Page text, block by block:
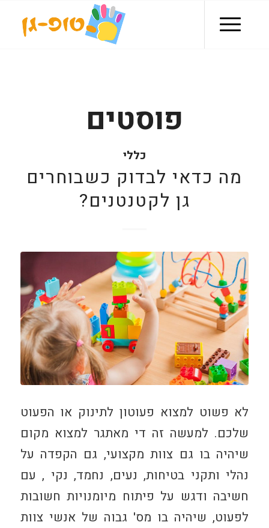
פוסטים
כללי
מה כדאי לבדוק כשבוחרים
גן לקטנטנים?
לא פשוט למצוא פעוטון לתינוק או הפעוט
שלכם. למעשה זה די מאתגר למצוא מקום
שיהיה בו גם צוות מקצועי, גם הקפדה על
נהלי ותקני בטיחות, נעים, נחמד, נקי , עם
חשיבה ודגש על פיתוח מיומנויות חשובות
לפעוט, שיהיה בו מס' גבוה של אנשי צוות